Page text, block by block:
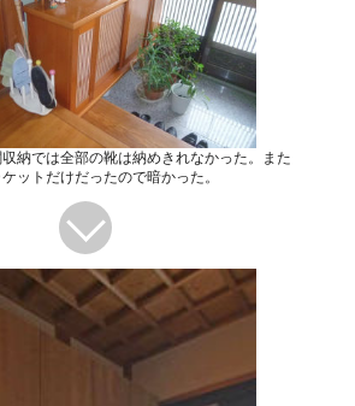
納では全部の靴は納めきれなかった。また
ットだけだったので暗かった。